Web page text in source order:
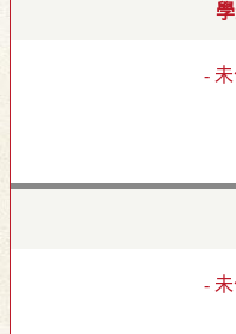
-
-